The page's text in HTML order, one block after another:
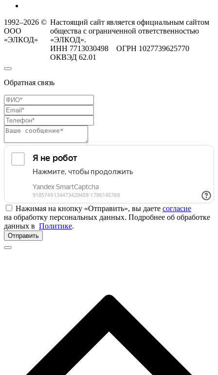
1992–2026 ©
ООО
«ЭЛКОД»
Настоящий сайт является официальным сайтом
общества с ограниченной ответственностью
«ЭЛКОД».
ИНН 7713030498 ОГРН 1027739625770
ОКВЭД 62.01
Обратная связь
Нажимая на кнопку «Отправить», вы даете согласие
на обработку персональных данных. Подробнее об обработке
данных в Политике.
Отправить